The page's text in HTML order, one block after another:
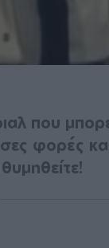
που
φορές